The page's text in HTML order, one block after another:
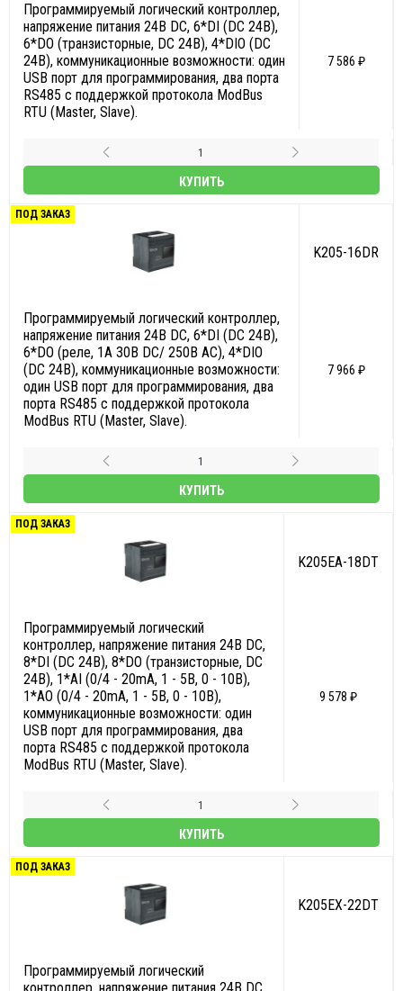
Программируемый логический контроллер,
напряжение питания 24В DC, 6*DI (DC 24В),
6*DO (транзисторные, DC 24В), 4*DIO (DC
24В), коммуникационные возможности: один
USB порт для программирования, два порта
RS485 с поддержкой протокола ModBus
RTU (Master, Slave).
7 586 ₽
КУПИТЬ
ПОД ЗАКАЗ
K205-16DR
Программируемый логический контроллер,
напряжение питания 24В DC, 6*DI (DC 24В),
6*DO (реле, 1A 30В DC/ 250В АС), 4*DIO
(DC 24В), коммуникационные возможности:
один USB порт для программирования, два
порта RS485 с поддержкой протокола
ModBus RTU (Master, Slave).
7 966 ₽
КУПИТЬ
ПОД ЗАКАЗ
K205EA-18DT
Программируемый логический
контроллер, напряжение питания 24В DC,
8*DI (DC 24В), 8*DO (транзисторные, DC
24В), 1*AI (0/4 - 20mA, 1 - 5В, 0 - 10В),
1*AO (0/4 - 20mA, 1 - 5В, 0 - 10В),
коммуникационные возможности: один
USB порт для программирования, два
порта RS485 с поддержкой протокола
ModBus RTU (Master, Slave).
9 578 ₽
КУПИТЬ
ПОД ЗАКАЗ
K205EX-22DT
Программируемый логический